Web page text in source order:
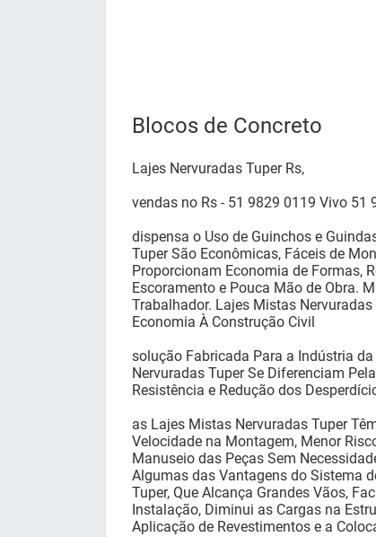
Blocos de Concreto
Lajes Nervuradas Tuper Rs,
vendas no Rs - 51 9829 0119 Vivo 51
dispensa o Uso de Guinchos e
Tuper São Econômicas, Fáceis de
Proporcionam Economia de Formas,
Escoramento e Pouca Mão de Obra.
Trabalhador. Lajes Mistas
Economia À Construção Civil
solução Fabricada Para a Indústria
Nervuradas Tuper Se Diferenciam
Resistência e Redução dos
as Lajes Mistas Nervuradas Tuper
Velocidade na Montagem, Menor
Manuseio das Peças Sem
Algumas das Vantagens do Sistema
Tuper, Que Alcança Grandes Vãos,
Instalação, Diminui as Cargas na
Aplicação de Revestimentos e a